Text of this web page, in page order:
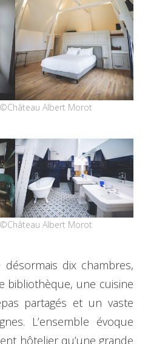
Albert Morot
Albert Morot
désormais dix chambres,
bibliothèque, une cuisine
partagés et un vaste
L’ensemble évoque
hôtelier qu’une grande